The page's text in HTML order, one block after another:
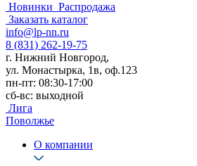
Новинки Распродажа
Заказать каталог
info@lp-nn.ru
8 (831) 262-19-75
г. Нижний Новгород,
ул. Монастырка, 1в, оф.123
пн-пт: 08:30-17:00
сб-вс: выходной
Лига
Поволжье
О компании